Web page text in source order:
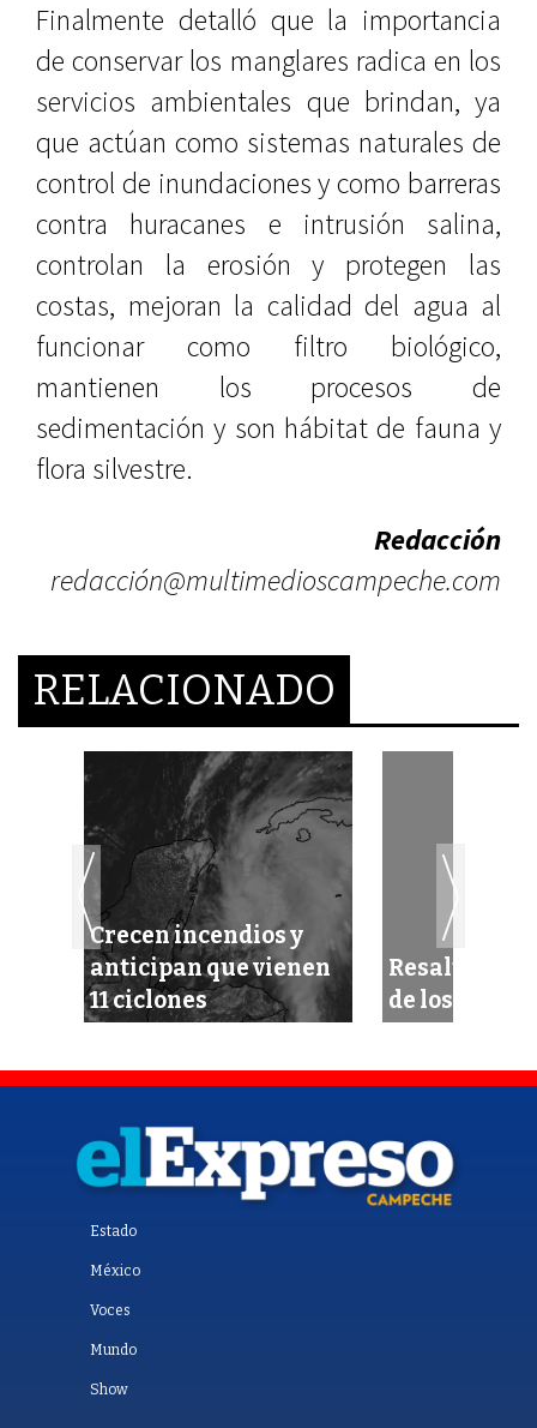
Finalmente detalló que la importancia
de conservar los manglares radica en los
servicios ambientales que brindan, ya
que actúan como sistemas naturales de
control de inundaciones y como barreras
contra huracanes e intrusión salina,
controlan la erosión y protegen las
costas, mejoran la calidad del agua al
funcionar como filtro biológico,
mantienen los procesos de
sedimentación y son hábitat de fauna y
flora silvestre.
Redacción
redacción@multimedioscampeche.com
RELACIONADO
Crecen incendios y
anticipan que vienen
11 ciclones
Resaltan
de los
Estado
México
Voces
Mundo
Show